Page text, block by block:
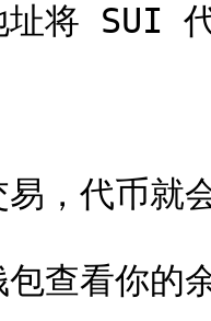
址将 SUI
易，代币
查看你的